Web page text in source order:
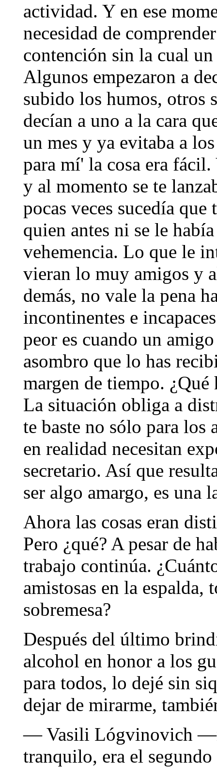
actividad. Y en ese
necesidad de
contención sin la cual
Algunos empezaron a
subido los humos, otros
decían a uno a la cara
un mes y ya evitaba a
para mí' la cosa era
y al momento se te
pocas veces sucedía
quien antes ni se le
vehemencia. Lo que le
vieran lo muy amigos y
demás, no vale la pena
incontinentes e
peor es cuando un
asombro que lo has
margen de tiempo. ¿Qué
La situación obliga a
te baste no sólo para los
en realidad necesitan
secretario. Así que
ser algo amargo, es una
Ahora las cosas eran
Pero ¿qué? A pesar de
trabajo continúa.
amistosas en la espalda,
sobremesa?
Después del último
alcohol en honor a los
para todos, lo dejé sin
dejar de mirarme,
— Vasili Lógvinovich
tranquilo, era el